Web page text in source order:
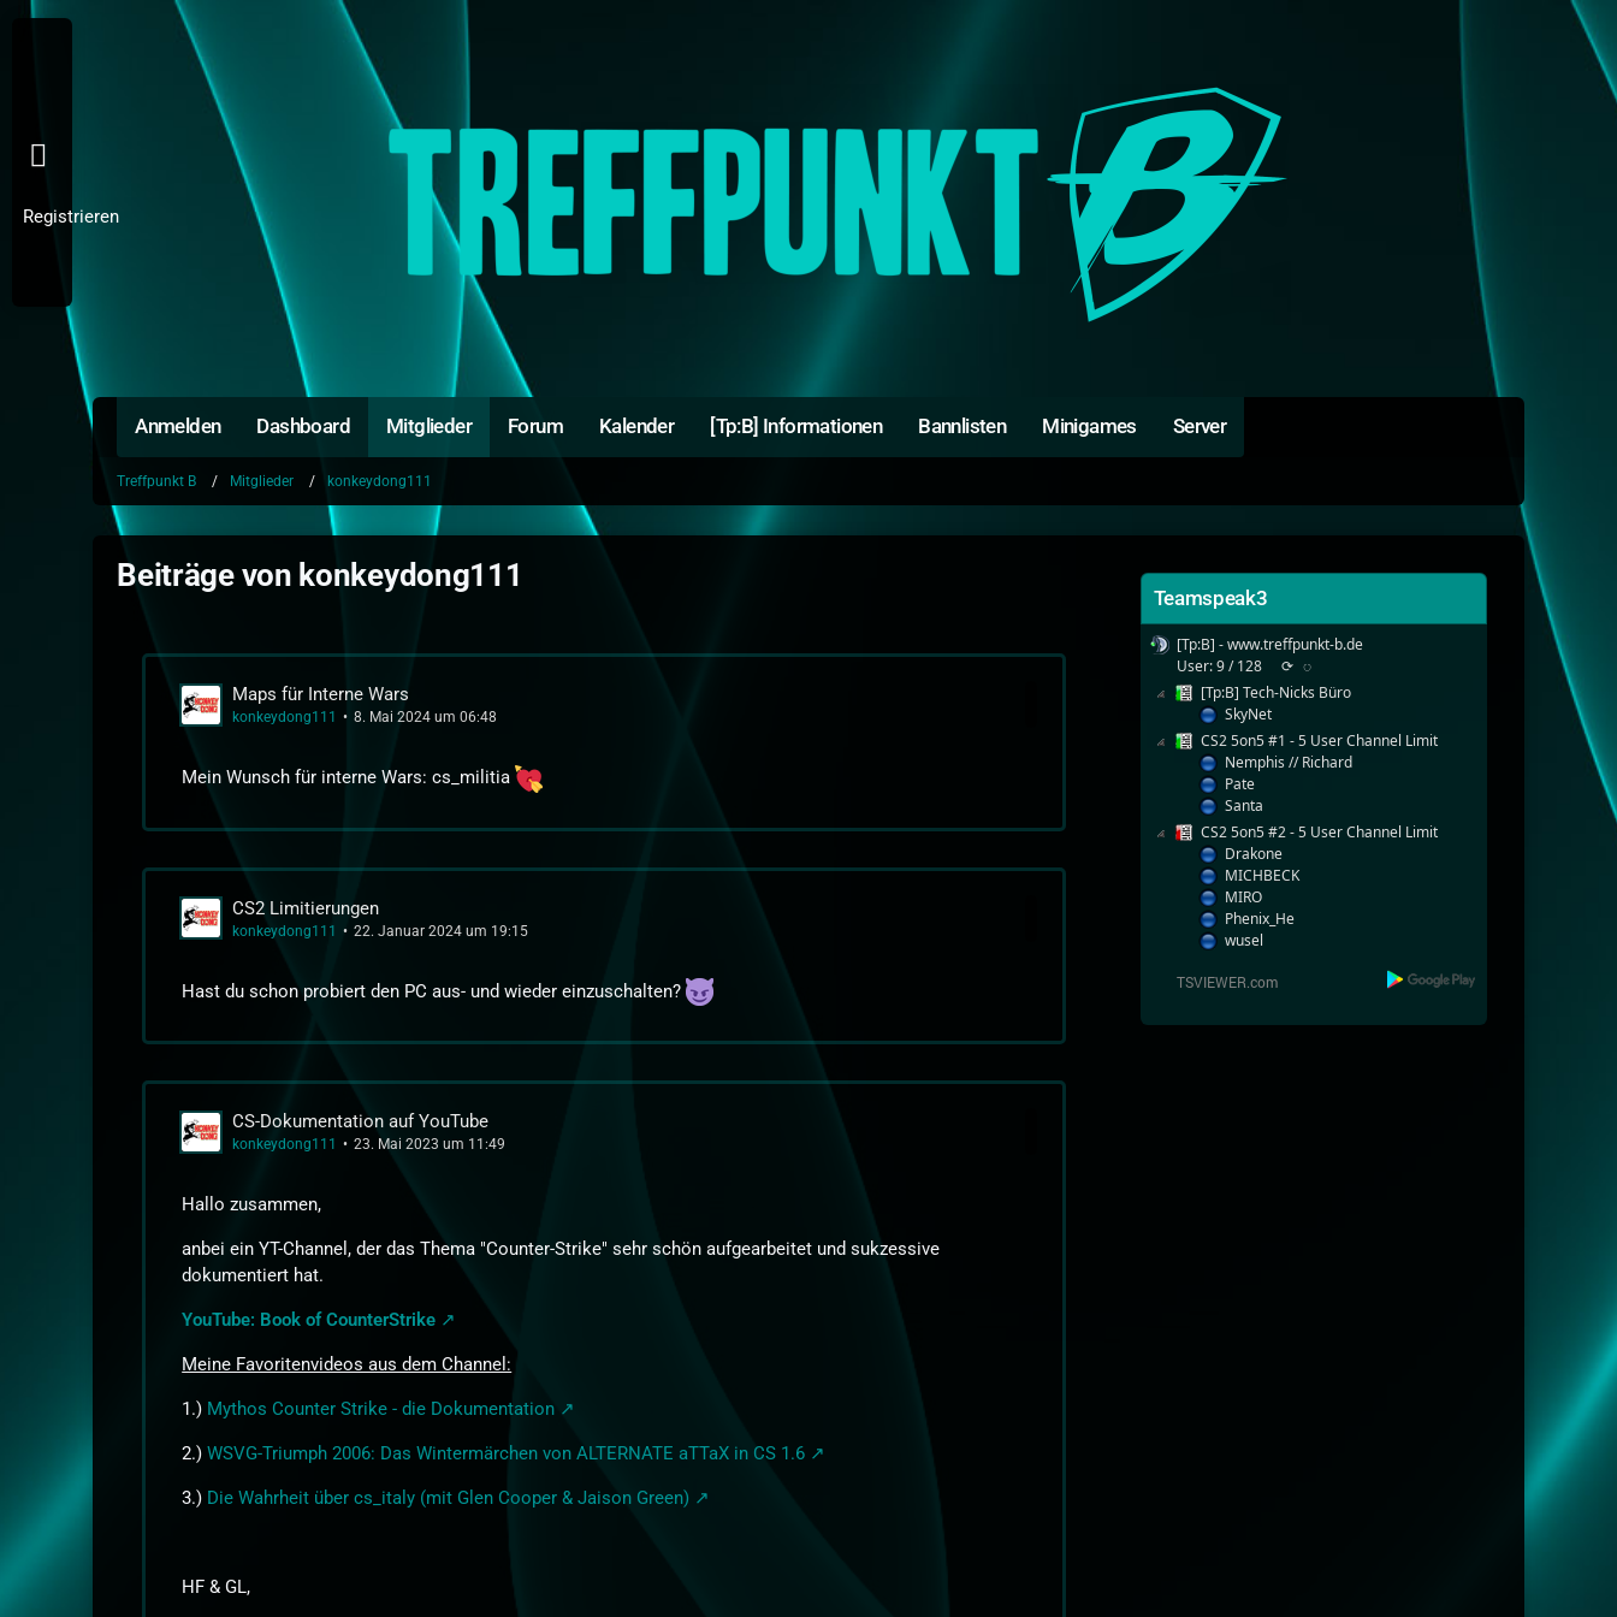
Anmelden Dashboard Mitglieder Forum Kalender [Tp:B] Informationen Bannlisten Minigames Server
Registrieren
Treffpunkt B Mitglieder konkeydong111
Beiträge von konkeydong111
Maps für Interne Wars
konkeydong111 8. Mai 2024 um 06:48
Mein Wunsch für interne Wars: cs_militia
CS2 Limitierungen
konkeydong111 22. Januar 2024 um 19:15
Hast du schon probiert den PC aus- und wieder einzuschalten?
CS-Dokumentation auf YouTube
konkeydong111 23. Mai 2023 um 11:49
Hallo zusammen,
anbei ein YT-Channel, der das Thema "Counter-Strike" sehr schön aufgearbeitet und sukzessive
dokumentiert hat.
YouTube: Book of CounterStrike
Meine Favoritenvideos aus dem Channel:
1.) Mythos Counter Strike - die Dokumentation
2.)WSVG-Triumph 2006: Das Wintermärchen von ALTERNATE aTTaX in CS 1.6
3.) Die Wahrheit über cs_italy (mit Glen Cooper & Jaison Green)
HF & GL,
Teamspeak3
[Tp:B] - www.treffpunkt-b.de
User: 9 / 128
⟳ ◌
[Tp:B] Tech-Nicks Büro
SkyNet
CS2 5on5 #1 - 5 User Channel Limit
Nemphis // Richard
Pate
Santa
CS2 5on5 #2 - 5 User Channel Limit
Drakone
MICHBECK
MIRO
Phenix_He
wusel